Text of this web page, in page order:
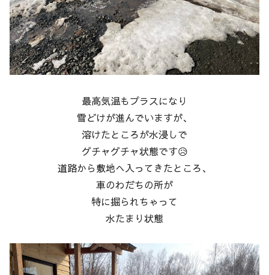
最高気温もプラスになり
雪どけが進んでいますが、
溶けたところが水浸しで
グチャグチャ状態です😥
道路から敷地へ入ってきたところ、
車のわだちの所が
特に掘られちゃって
水たまり状態